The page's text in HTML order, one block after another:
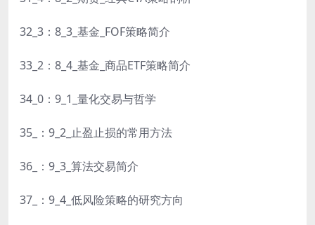
32_3：8_3_基金_FOF策略简介
33_2：8_4_基金_商品ETF策略简介
34_0：9_1_量化交易与哲学
35_：9_2_止盈止损的常用方法
36_：9_3_算法交易简介
37_：9_4_低风险策略的研究方向